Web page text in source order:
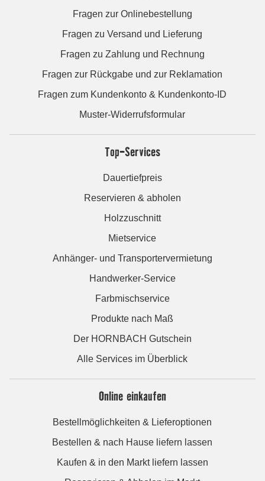
Fragen zur Onlinebestellung
Fragen zu Versand und Lieferung
Fragen zu Zahlung und Rechnung
Fragen zur Rückgabe und zur Reklamation
Fragen zum Kundenkonto & Kundenkonto-ID
Muster-Widerrufsformular
Top-Services
Dauertiefpreis
Reservieren & abholen
Holzzuschnitt
Mietservice
Anhänger- und Transportervermietung
Handwerker-Service
Farbmischservice
Produkte nach Maß
Der HORNBACH Gutschein
Alle Services im Überblick
Online einkaufen
Bestellmöglichkeiten & Lieferoptionen
Bestellen & nach Hause liefern lassen
Kaufen & in den Markt liefern lassen